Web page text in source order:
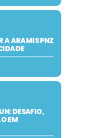
A ARAMIS PNZ
DESAFIO,
EM